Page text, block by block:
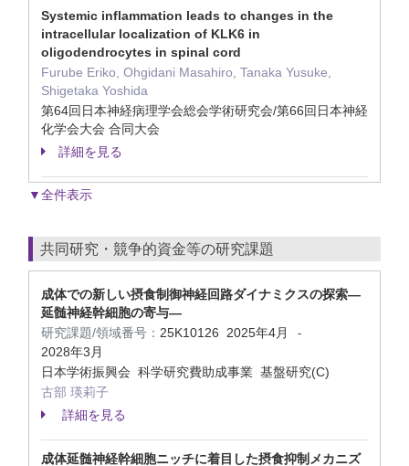
Systemic inflammation leads to changes in the
intracellular localization of KLK6 in
oligodendrocytes in spinal cord
Furube Eriko, Ohgidani Masahiro, Tanaka Yusuke,
Shigetaka Yoshida
第64回日本神経病理学会総会学術研究会/第66回日本神経
化学会大会 合同大会
詳細を見る
▼全件表示
共同研究・競争的資金等の研究課題
成体での新しい摂食制御神経回路ダイナミクスの探索―
延髄神経幹細胞の寄与―
研究課題/領域番号： 25K10126 2025年4月 -
2028年3月
日本学術振興会 科学研究費助成事業 基盤研究(C)
古部 瑛莉子
詳細を見る
成体延髄神経幹細胞ニッチに着目した摂食抑制メカニズ